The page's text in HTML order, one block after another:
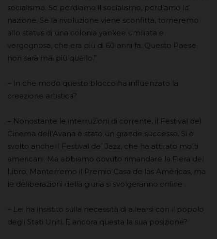
socialismo. Se perdiamo il socialismo, perdiamo la
nazione. Se la rivoluzione viene sconfitta, torneremo
allo status di una colonia yankee umiliata e
vergognosa, che era più di 60 anni fa. Questo Paese
non sarà mai più quello.”
– In che modo questo blocco ha influenzato la
creazione artistica?
– Nonostante le interruzioni di corrente, il Festival del
Cinema dell’Avana è stato un grande successo. Si è
svolto anche il Festival del Jazz, che ha attirato molti
americani. Ma abbiamo dovuto rimandare la Fiera del
Libro. Manterremo il Premio Casa de las Américas, ma
le deliberazioni della giuria si svolgeranno online .
– Lei ha insistito sulla necessità di allearsi con il popolo
degli Stati Uniti. È ancora questa la sua posizione?